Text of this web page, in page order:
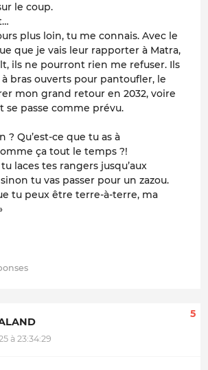
le coup.
plus loin, tu me connais. Avec le
que je vais leur rapporter à Matra,
ils ne pourront rien me refuser. Ils
bras ouverts pour pantoufler, le
mon grand retour en 2032, voire
se passe comme prévu.
Qu’est-ce que tu as à
ça tout le temps ?!
laces tes rangers jusqu’aux
tu vas passer pour un zazou.
tu peux être terre-à-terre, ma
à 23:34:29
5